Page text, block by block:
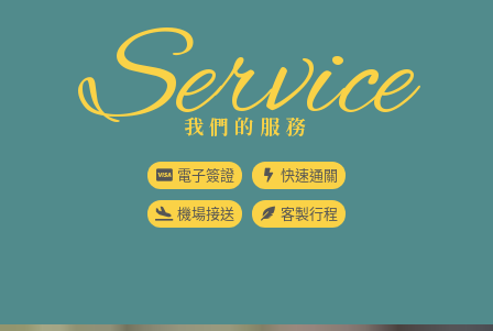
Service
我們的服務
電子簽證 快速通關
機場接送 客製行程